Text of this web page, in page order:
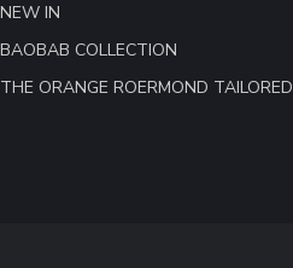
NEW IN
BAOBAB COLLECTION
THE ORANGE ROERMOND TAILORED